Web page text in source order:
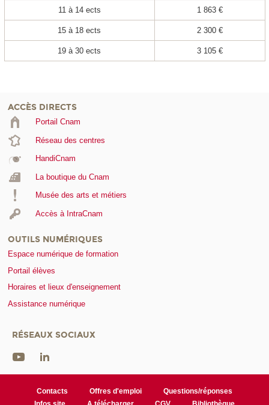
11 à 14 ects 1 863 €
15 à 18 ects 2 300 €
19 à 30 ects 3 105 €
ACCÈS DIRECTS
Portail Cnam
Réseau des centres
HandiCnam
La boutique du Cnam
Musée des arts et métiers
Accès à IntraCnam
OUTILS NUMÉRIQUES
Espace numérique de formation
Portail élèves
Horaires et lieux d'enseignement
Assistance numérique
RÉSEAUX SOCIAUX
Contacts Offres d'emploi
Questions/réponses